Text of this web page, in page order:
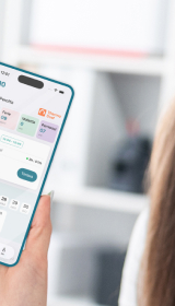
del
di via Sestini,
dal 4 luglio
rimozione
dei pedoni